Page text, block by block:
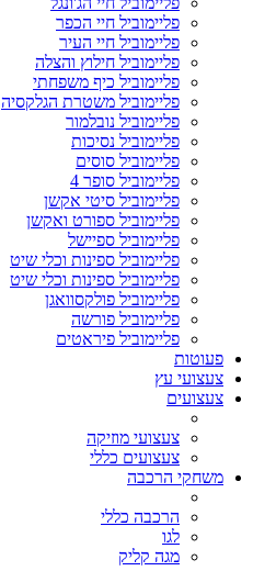
פליימוביל חיי הכפר
פליימוביל חיי העיר
פליימוביל חילוץ והצלה
פליימוביל כיף משפחתי
פליימוביל משטרת הגלקסיה
פליימוביל נובלמור
פליימוביל נסיכות
פליימוביל סוסים
פליימוביל סופר 4
פליימוביל סיטי אקשן
פליימוביל ספורט ואקשן
פליימוביל ספיישל
פליימוביל ספינות וכלי שיט
פליימוביל ספינות וכלי שיט
פליימוביל פולקסוואגן
פליימוביל פורשה
פליימוביל פיראטים
פעוטות
צעצועי עץ
צעצועים
צעצועי מוזיקה
צעצועים כללי
משחקי הרכבה
הרכבה כללי
לגו
מגה קליק